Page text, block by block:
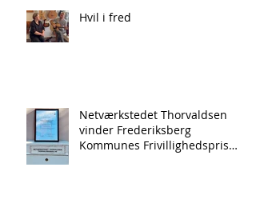
Hvil i fred
Netværkstedet Thorvaldsen
vinder Frederiksberg
Kommunes Frivillighedspris